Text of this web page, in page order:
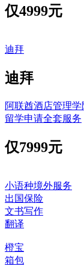
仅4999元
迪拜
迪拜
阿联酋酒店管理学
留学申请全套服务
仅7999元
小语种境外服务
出国保险
文书写作
翻译
橙宝
箱包